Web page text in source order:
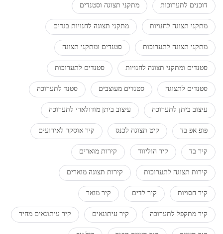
דוכנים לתערוכות מתקני תצוגה וסטנדים
מתקני תצוגה לחנויות מתקני תצוגה לחנויות בגדים
מתקני תצוגה לתערוכות סטנדים ומתקני תצוגה
סטנדים ומתקני תצוגה לחנויות סטנדים לתערוכות
סטנדים לתצוגה סטנדים מעוצבים סטנד לתערוכה
עיצוב ביתן לתערוכה עיצוב ביתן מודולארי לתערוכה
פופ אפ בד קיט תצוגה לכנס קיר אוסקר לאירועים
קיר בד קיר הוליווד קירות מוארים
קירות תצוגה לתערוכות קירות תצוגה מוארים
קיר חסויות קיר לדים קיר מואר
קיר מתקפל לתערוכה קיר עיתונאים קיר עיתונאים מחיר